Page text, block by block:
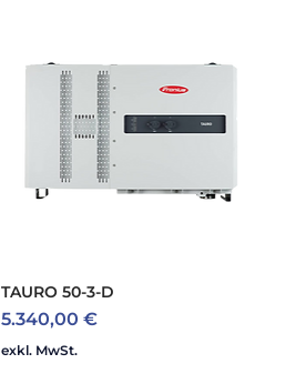
TAURO 50-3-D
Preis
5.340,00 €
exkl. MwSt.